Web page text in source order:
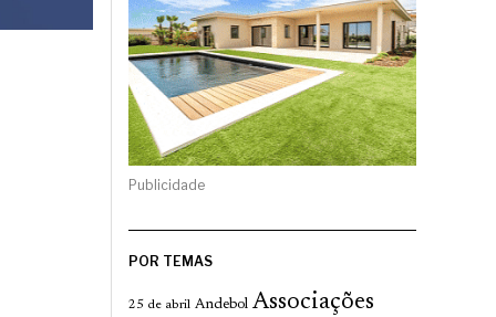
Publicidade
POR TEMAS
25 de abril Andebol Associações